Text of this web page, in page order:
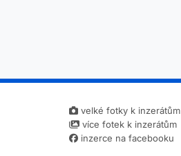
velké fotky k inzerátům
více fotek k inzerátům
inzerce na facebooku